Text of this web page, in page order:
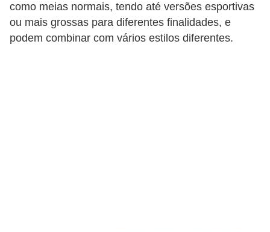
como meias normais, tendo até versões esportivas
ou mais grossas para diferentes finalidades, e
podem combinar com vários estilos diferentes.
i
n